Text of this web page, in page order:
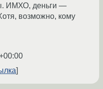
ИМХО, деньги —
возможно, кому